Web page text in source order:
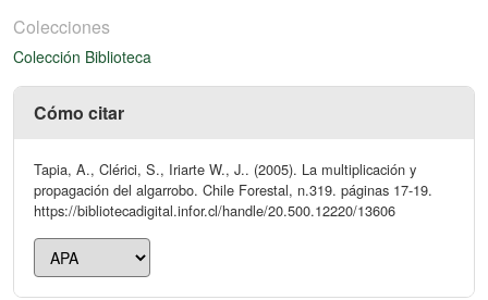
Colecciones
Colección Biblioteca
Cómo citar
Tapia, A., Clérici, S., Iriarte W., J.. (2005). La multiplicación y
propagación del algarrobo. Chile Forestal, n.319. páginas 17-19.
https://bibliotecadigital.infor.cl/handle/20.500.12220/13606